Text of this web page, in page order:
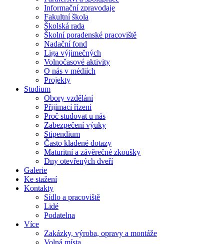
Informační zpravodaje
Fakultní škola
Školská rada
Školní poradenské pracoviště
Nadační fond
Liga výjimečných
Volnočasové aktivity
O nás v médiích
Projekty
Studium
Obory vzdělání
Přijímací řízení
Proč studovat u nás
Zabezpečení výuky
Stipendium
Často kladené dotazy
Maturitní a závěrečné zkoušky
Dny otevřených dveří
Galerie
Ke stažení
Kontakty
Sídlo a pracoviště
Lidé
Podatelna
Více
Zakázky, výroba, opravy a montáže
Volná místa